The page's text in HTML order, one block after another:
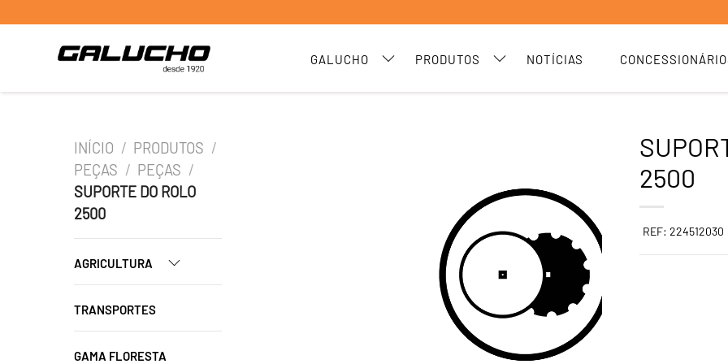
GALUCHO PRODUTOS NOTÍCIAS
INÍCIO / PRODUTOS /
PEÇAS / PEÇAS /
SUPORTE DO ROLO
2500
AGRICULTURA
TRANSPORTES
GAMA FLORESTA
2500
REF: 224512030